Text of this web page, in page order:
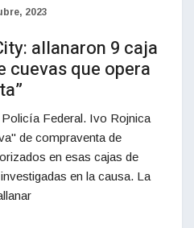
2023
allanaron 9 caja
cuevas que opera
Federal. Ivo Rojnica
de compraventa de
en esas cajas de
en la causa. La